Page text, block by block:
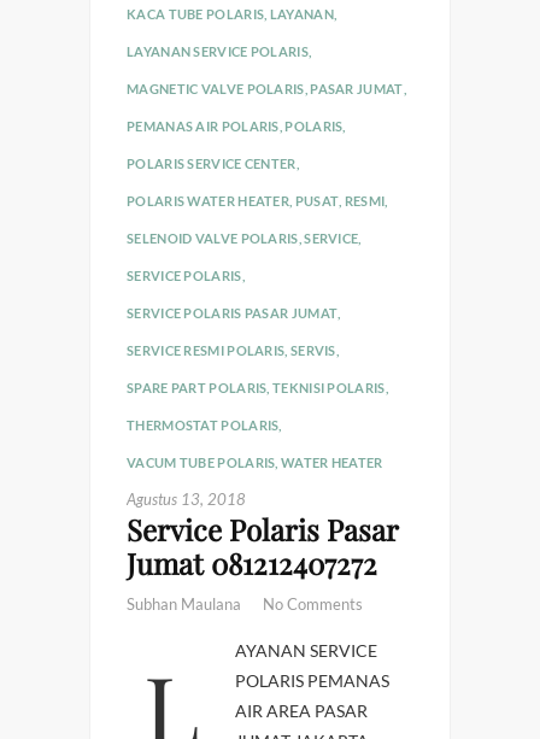
KACA TUBE POLARIS LAYANAN,
LAYANAN SERVICE POLARIS,
MAGNETIC VALVE POLARIS PASAR JUMAT
PEMANAS AIR POLARIS POLARIS
POLARIS SERVICE CENTER
POLARIS WATER HEATER PUSAT RESMI
SELENOID VALVE POLARIS ,SERVICE
SERVICE POLARIS
SERVICE POLARIS PASAR JUMAT
SERVICE RESMI POLARIS SERVIS
SPARE PART POLARIS ,TEKNISI POLARIS
THERMOSTAT POLARIS
VACUM TUBE POLARIS ,WATER HEATER
Agustus 13, 2018
Service Polaris Pasar
Jumat 081212407272
Subhan Maulana No Comments
LAYANAN SERVICE
POLARIS PEMANAS
AIR AREA PASAR